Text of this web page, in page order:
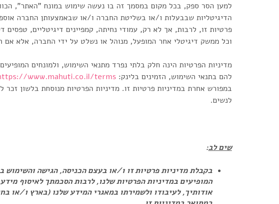
למען הסר ספק, בכל מקום במסמך זה בו נעשה שימוש במונח "האתר",
הדיגיטליות שבבעלות ו/או בשליטת החברה ו/או שבאמצעותן החברה
פרטיות זו, לרבות, אך לא רק, עמודי נחיתה, קמפיינים דיגיטליים, טפסים
וכל ממשק דיגיטלי אחר המופעל, מנוהל או נשלט על ידי החברה, אלא אם
מדיניות הפרטיות הינה חלק בלתי נפרד מתנאי השימוש, ולמונחים
להם בתנאי השימוש, הזמינים בלינק: www.mahuti.co.il/terms/
במפורש אחרת במדיניות פרטיות זו. מדיניות הפרטיות מנוסחת בלשון זכר
לנשים.
שים לב:
בקבלת מדיניות פרטיות זו ו/או בעצם הכניסה, הגישה
המופיעים במדיניות הפרטיות שלנו, לרבות הסכמתך לאיסוף
אודותיך, לעיבודו ולשמירתו במאגרי המידע שלנו (בארץ ו/או